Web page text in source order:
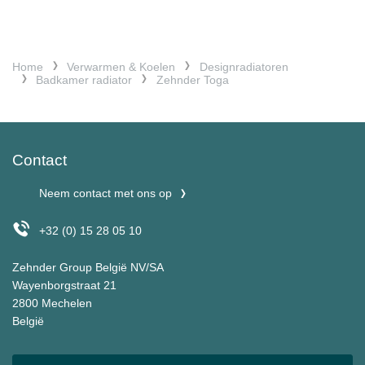
Home Verwarmen & Koelen
Designradiatoren
Badkamer radiator
Zehnder Toga
Contact
Neem contact met ons op
+32 (0) 15 28 05 10
Zehnder Group België NV/SA
Wayenborgstraat 21
2800 Mechelen
België